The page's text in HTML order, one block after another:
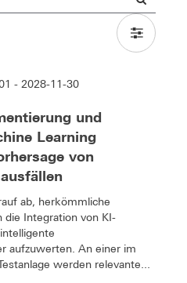
- 2028-11-30
und
Learning
von
ab, herkömmliche
die Integration von KI-
aufzuwerten. An einer im
werden relevante...